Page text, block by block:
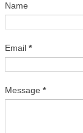
Name
Email *
Message *